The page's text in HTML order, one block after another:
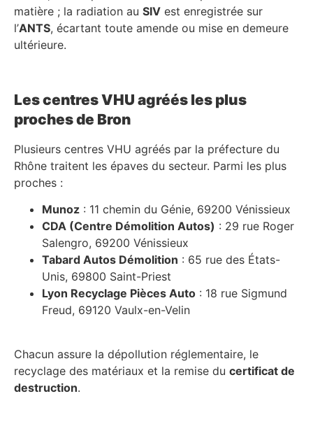
matière ; la radiation au SIV est enregistrée sur
l’ANTS, écartant toute amende ou mise en demeure
ultérieure.
Les centres VHU agréés les plus
proches de Bron
Plusieurs centres VHU agréés par la préfecture du
Rhône traitent les épaves du secteur. Parmi les plus
proches :
Munoz : 11 chemin du Génie, 69200 Vénissieux
CDA (Centre Démolition Autos) : 29 rue Roger
Salengro, 69200 Vénissieux
Tabard Autos Démolition : 65 rue des États-
Unis, 69800 Saint-Priest
Lyon Recyclage Pièces Auto : 18 rue Sigmund
Freud, 69120 Vaulx-en-Velin
Chacun assure la dépollution réglementaire, le
recyclage des matériaux et la remise du certificat de
destruction.